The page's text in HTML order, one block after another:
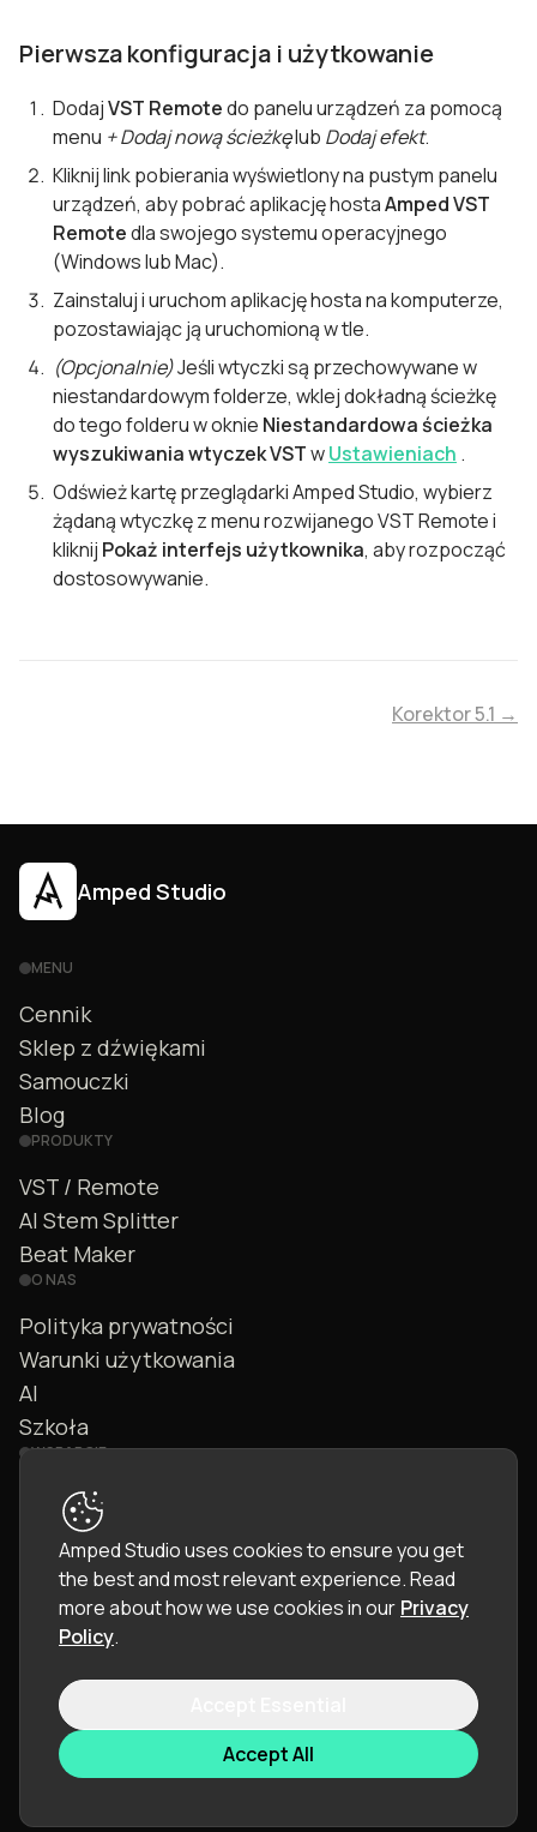
Pierwsza konfiguracja i użytkowanie
DodajVST Remotedo panelu urządzeń za pomocą
menu + Dodaj nową ścieżkęlub Dodaj efekt.
Kliknij link pobierania wyświetlony na pustym panelu
urządzeń, aby pobrać aplikację hostaAmped VST
Remotedla swojego systemu operacyjnego
(Windows lub Mac).
Zainstaluj i uruchom aplikację hosta na komputerze,
pozostawiając ją uruchomioną w tle.
(Opcjonalnie)Jeśli wtyczki są przechowywane w
niestandardowym folderze, wklej dokładną ścieżkę
do tego folderu w oknie Niestandardowa ścieżka
wyszukiwania wtyczek VSTwUstawieniach .
Odśwież kartę przeglądarki Amped Studio, wybierz
żądaną wtyczkę z menu rozwijanego VST Remote i
kliknij Pokaż interfejs użytkownika, aby rozpocząć
dostosowywanie.
Korektor 5.1 →
Amped Studio
MENU
Cennik
Sklep z dźwiękami
Samouczki
Blog
PRODUKTY
VST / Remote
AI Stem Splitter
Beat Maker
O NAS
Polityka prywatności
Warunki użytkowania
AI
Szkoła
WSPARCIE
Kontakt
Społeczność
Instrukcja
© 2026 LettoPro SA. All rights reserved.
Język:
Amped Studio uses cookies to ensure you get
the best and most relevant experience.Read
more about how we use cookies in our Privacy
Policy.
Accept All